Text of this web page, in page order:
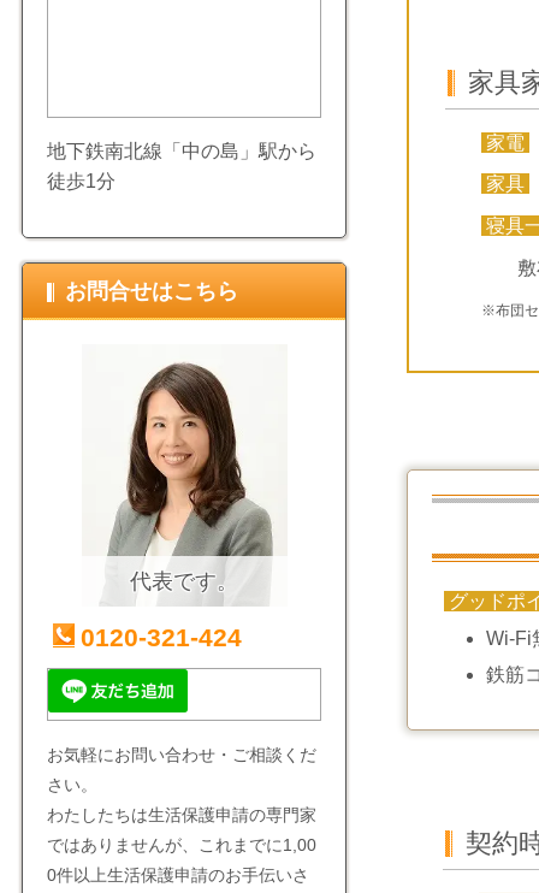
家具
家電
家具
寝具
※布団セ
グッドポ
Wi-Fi
鉄筋
契約
地下鉄南北線「中の島」駅から
徒歩1分
お問合せはこちら
代表です。
0120-321-424
お気軽にお問い合わせ・ご相談くだ
さい。
わたしたちは生活保護申請の専門家
ではありませんが、これまでに1,00
0件以上生活保護申請のお手伝いさ